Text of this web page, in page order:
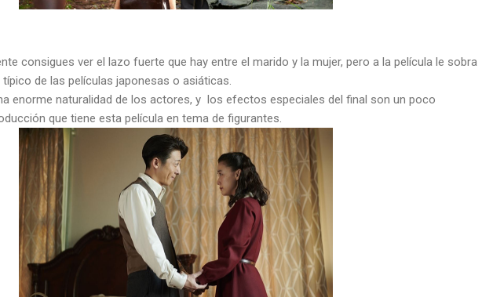
consigues ver el lazo fuerte que hay entre el marido y la mujer, pero a la película le sobra
de las películas japonesas o asiáticas.
enorme naturalidad de los actores, y los efectos especiales del final son un poco
que tiene esta película en tema de figurantes.